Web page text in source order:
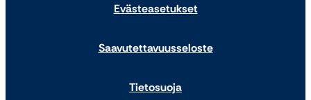
Evästeasetukset
Saavutettavuusseloste
Tietosuoja